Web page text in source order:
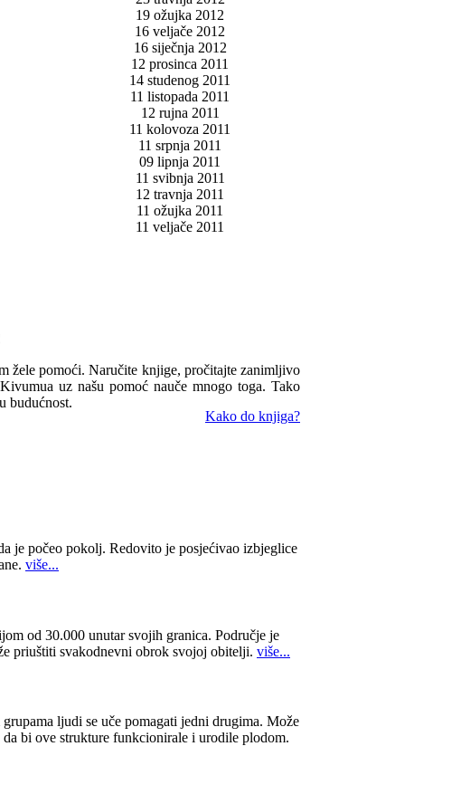
19 ožujka 2012
16 veljače 2012
16 siječnja 2012
12 prosinca 2011
14 studenog 2011
11 listopada 2011
12 rujna 2011
11 kolovoza 2011
11 srpnja 2011
09 lipnja 2011
11 svibnja 2011
12 travnja 2011
11 ožujka 2011
11 veljače 2011
žele pomoći. Naručite knjige, pročitajte zanimljivo
uz našu pomoć nauče mnogo toga. Tako
budućnost.
Kako do knjiga?
je počeo pokolj. Redovito je posjećivao izbjeglice
više...
od 30.000 unutar svojih granica. Područje je
priuštiti svakodnevni obrok svojoj obitelji. više...
ljudi se uče pomagati jedni drugima. Može
bi ove strukture funkcionirale i urodile plodom.